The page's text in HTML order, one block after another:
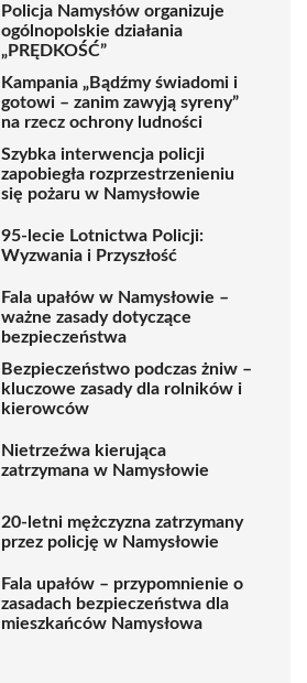
Policja Namysłów organizuje
ogólnopolskie działania
„PRĘDKOŚĆ”
Kampania „Bądźmy świadomi i
gotowi – zanim zawyją syreny”
na rzecz ochrony ludności
Szybka interwencja policji
zapobiegła rozprzestrzenieniu
się pożaru w Namysłowie
95-lecie Lotnictwa Policji:
Wyzwania i Przyszłość
Fala upałów w Namysłowie –
ważne zasady dotyczące
bezpieczeństwa
Bezpieczeństwo podczas żniw –
kluczowe zasady dla rolników i
kierowców
Nietrzeźwa kierująca
zatrzymana w Namysłowie
20-letni mężczyzna zatrzymany
przez policję w Namysłowie
Fala upałów – przypomnienie o
zasadach bezpieczeństwa dla
mieszkańców Namysłowa